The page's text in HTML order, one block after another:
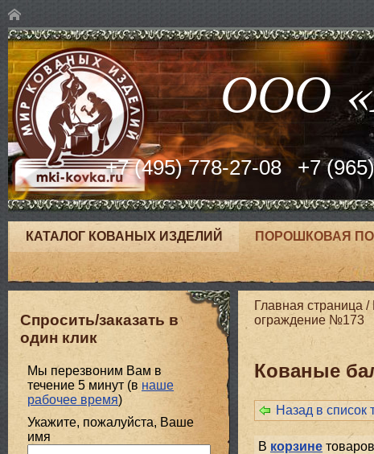
ООО
+7 (495) 778-27-08 +7
КАТАЛОГ КОВАНЫХ ИЗДЕЛИЙ ПОРОШКОВАЯ
Главная страница /
ограждение №173
Кованые
Назад в список
В корзине
Спросить/заказать в
один клик
Мы перезвоним Вам в
течение 5 минут (в наше
рабочее время)
Укажите, пожалуйста, Ваше
имя